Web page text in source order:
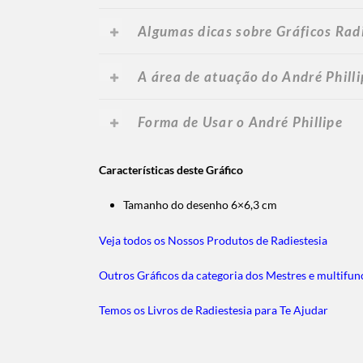
Algumas dicas sobre Gráficos
A área de atuação do André
Forma de Usar o André Phillipe
Características deste Gráfico
Tamanho do desenho6×6,3 cm
Veja todos os Nossos Produtos de Radiestesia
Outros Gráficos da categoria dos Mestres e
Temos os Livros de Radiestesia para Te Ajudar